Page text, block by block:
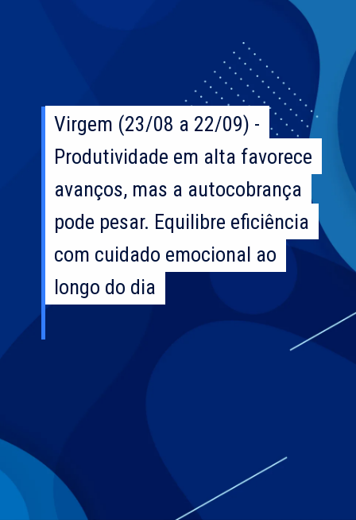
Virgem (23/08 a 22/09) -
Produtividade em alta favorece
avanços, mas a autocobrança
pode pesar. Equilibre eficiência
com cuidado emocional ao
longo do dia
Virgem (23/08 a 22/09) -
Produtividade em alta favorece
avanços, mas a autocobrança
pode pesar. Equilibre eficiência
com cuidado emocional ao
longo do dia